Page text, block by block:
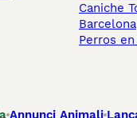
Caniche
Barcelona
Perros
Annunci Animali